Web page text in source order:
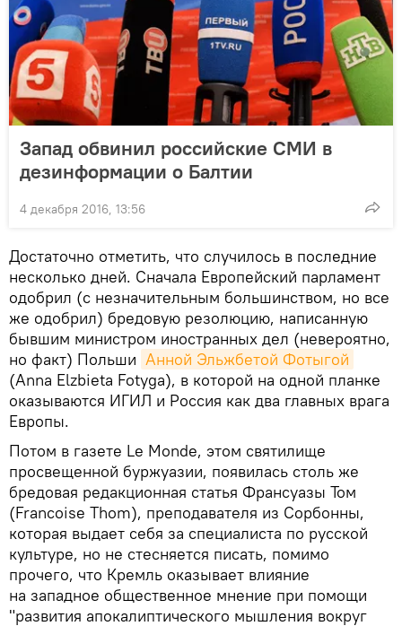
Запад обвинил российские СМИ в
дезинформации о Балтии
4 декабря 2016, 13:56
Достаточно отметить, что случилось в последние
несколько дней. Сначала Европейский парламент
одобрил (с незначительным большинством, но все
же одобрил) бредовую резолюцию, написанную
бывшим министром иностранных дел (невероятно,
но факт) Польши Анной Эльжбетой Фотыгой
(Anna Elzbieta Fotyga), в которой на одной планке
оказываются ИГИЛ и Россия как два главных врага
Европы.
Потом в газете Le Monde, этом святилище
просвещенной буржуазии, появилась столь же
бредовая редакционная статья Франсуазы Том
(Francoise Thom), преподавателя из Сорбонны,
которая выдает себя за специалиста по русской
культуре, но не стесняется писать, помимо
прочего, что Кремль оказывает влияние
на западное общественное мнение при помощи
"развития апокалиптического мышления вокруг